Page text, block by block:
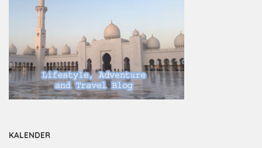
KALENDER